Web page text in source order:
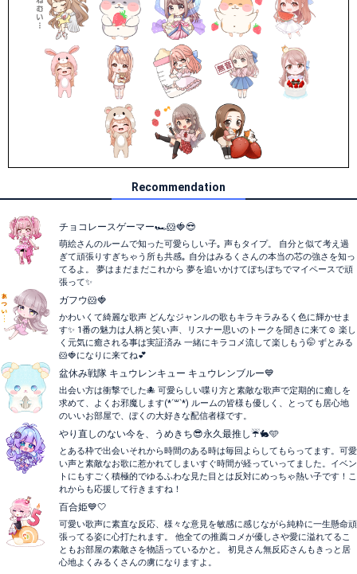
Recommendation
チョコレースゲーマー🏎🐹🍓😎
萌絵さんのルームで知った可愛らしい子｡ 声もタイプ。 自分と似て考え過
ぎて頑張りすぎちゃう所も共感｡ 自分はみるくさんの本当の芯の強さを知っ
てるよ。 夢はまだまだこれから 夢を追いかけてぼちぼちでマイペースで頑
張って✨️
ガフウ🐹🍓
かわいくて綺麗な歌声 どんなジャンルの歌もキラキラみるく色に輝かせま
す✨ 1番の魅力は人柄と笑い声、リスナー思いのトークを聞きに来て☺️ 楽し
く元気に癒される事は実証済み 一緒にキラコメ流して楽しもう🤭 ずとみる
🐹🍓になりに来てね💕
盆休み戦隊 キュウレンキュー キュウレンブルー💙
出会い方は衝撃でした🐙 可愛らしい喋り方と素敵な歌声で定期的に癒しを
求めて、よくお邪魔します(*´꒳`*) ルームの皆様も優しく、とっても居心地
のいいお部屋で、ぼくの大好きな配信者様です。
やり直しのない今を、うめきち😎永久最推し☔️🐇🩵
とある枠で出会いそれから時間のある時は毎回よらしてもらってます。可愛
い声と素敵なお歌に惹かれてしまいすぐ時間が経っていってました。イベン
トにもすごく積極的でゆるふわな見た目とは反対にめっちゃ熱い子です！こ
れからも応援して行きますね！
百合姫💙🤍
可愛い歌声に素直な反応、様々な意見を敏感に感じながら純粋に一生懸命頑
張ってる姿に心打たれます。 他全ての推薦コメが優しさや愛に溢れてるこ
ともお部屋の素敵さを物語っているかと。 初見さん無反応さんもきっと居
心地よくみるくさんの虜になりますよ。